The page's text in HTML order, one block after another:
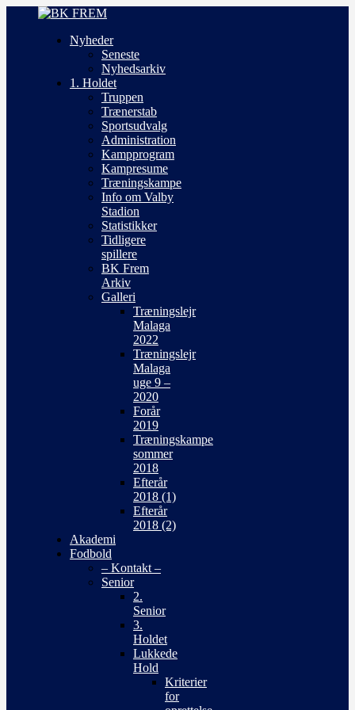
Nyheder
Seneste
Nyhedsarkiv
1. Holdet
Truppen
Trænerstab
Sportsudvalg
Administration
Kampprogram
Kampresume
Træningskampe
Info om Valby
Stadion
Statistikker
Tidligere
spillere
BK Frem
Arkiv
Galleri
Træningslejr
Malaga
2022
Træningslejr
Malaga
uge 9 –
2020
Forår
2019
Træningskampe
sommer
2018
Efterår
2018 (1)
Efterår
2018 (2)
Akademi
Fodbold
– Kontakt –
Senior
2.
Senior
3.
Holdet
Lukkede
Hold
Kriterier
for